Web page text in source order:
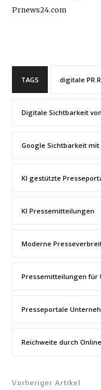
Prnews24.com
TAGS digitale PR
Digitale Sichtbarkeit
Google Sichtbarkeit
KI gestützte
KI Pressemitteilungen
Moderne
Pressemitteilungen für
Presseportale
Reichweite durch
Vorheriger Artikel